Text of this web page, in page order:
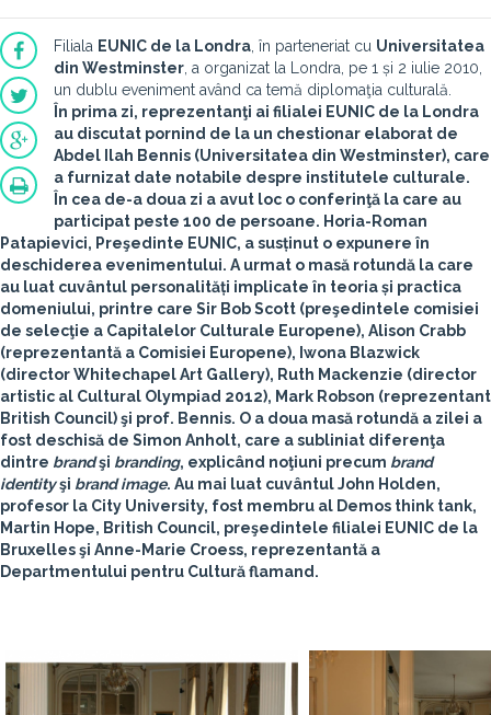
Filiala EUNIC de la Londra , în parteneriat cu Universitatea
din Westminster , a organizat la Londra, pe 1 și 2 iulie 2010,
un dublu eveniment având ca temă diplomaţia culturală.
În prima zi, reprezentanţi ai filialei EUNIC de la Londra
au discutat pornind de la un chestionar elaborat de
Abdel Ilah Bennis (Universitatea din Westminster), care
a furnizat date notabile despre institutele culturale.
În cea de-a doua zi a avut loc o conferinţă la care au
participat peste 100 de persoane. Horia-Roman
Patapievici, Preşedinte EUNIC, a susținut o expunere în
deschiderea evenimentului. A urmat o masă rotundă la care
au luat cuvântul personalități implicate în teoria și practica
domeniului, printre care Sir Bob Scott (preşedintele comisiei
de selecţie a Capitalelor Culturale Europene), Alison Crabb
(reprezentantă a Comisiei Europene), Iwona Blazwick
(director Whitechapel Art Gallery), Ruth Mackenzie (director
artistic al Cultural Olympiad 2012), Mark Robson (reprezentant
British Council) şi prof. Bennis. O a doua masă rotundă a zilei a
fost deschisă de Simon Anholt, care a subliniat diferenţa
dintre brandşi branding, explicând noţiuni precum brand
identityşi brand image. Au mai luat cuvântulJohn Holden,
profesor la City University, fost membru al Demos think tank,
Martin Hope, British Council, preşedintele filialei EUNIC de la
Bruxelles şi Anne-Marie Croess, reprezentantă a
Departmentului pentru Cultură flamand.